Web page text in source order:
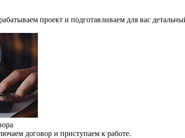
проект и подготавливаем для вас
договор и приступаем к работе.